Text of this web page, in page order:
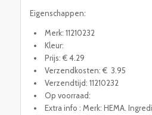
Eigenschappen:
Merk: 11210232
Kleur:
Prijs: € 4.29
Verzendkosten: € 3.95
Verzendtijd: 11210232
Op voorraad:
Extra info : Merk: HEMA.